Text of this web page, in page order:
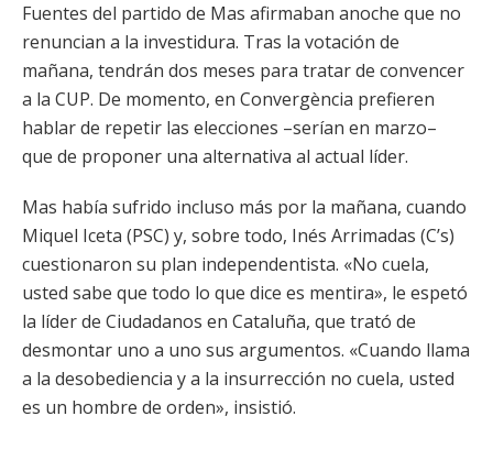
Fuentes del partido de Mas afirmaban anoche que no
renuncian a la investidura. Tras la votación de
mañana, tendrán dos meses para tratar de convencer
a la CUP. De momento, en Convergència prefieren
hablar de repetir las elecciones –serían en marzo–
que de proponer una alternativa al actual líder.
Mas había sufrido incluso más por la mañana, cuando
Miquel Iceta (PSC) y, sobre todo, Inés Arrimadas (C’s)
cuestionaron su plan independentista. «No cuela,
usted sabe que todo lo que dice es mentira», le espetó
la líder de Ciudadanos en Cataluña, que trató de
desmontar uno a uno sus argumentos. «Cuando llama
a la desobediencia y a la insurrección no cuela, usted
es un hombre de orden», insistió.